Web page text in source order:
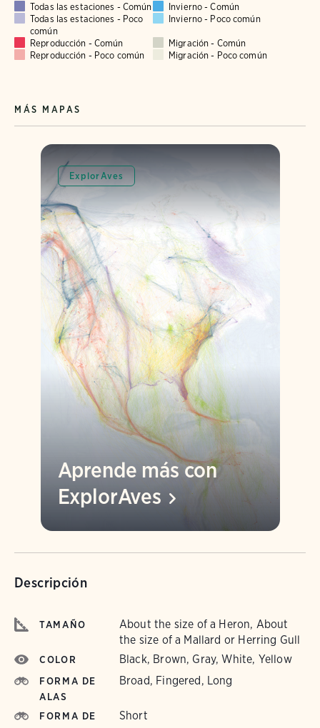
Todas las estaciones - Común
Invierno - Común
Todas las estaciones - Poco
común
Invierno - Poco común
Reproducción - Común
Migración - Común
Reproducción - Poco común
Migración - Poco común
MÁS MAPAS
ExplorAves
Aprende más con
ExplorAves
Descripción
TAMAÑO
About the size of a Heron, About
the size of a Mallard or Herring Gull
COLOR Black, Brown, Gray, White, Yellow
FORMA DE
ALAS
Broad, Fingered, Long
FORMA DE
Short